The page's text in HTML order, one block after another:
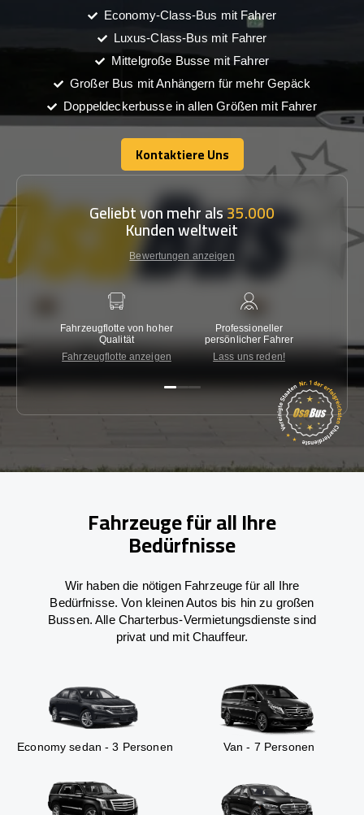
Economy-Class-Bus mit Fahrer
Luxus-Class-Bus mit Fahrer
Mittelgroße Busse mit Fahrer
Großer Bus mit Anhängern für mehr Gepäck
Doppeldeckerbusse in allen Größen mit Fahrer
Kontaktiere Uns
Kontaktiere Uns
Geliebt von mehr als35.000
Kunden weltweit
Bewertungen anzeigen
Fahrzeugflotte von hoher
Qualität
Fahrzeugflotte anzeigen
Professioneller
persönlicher Fahrer
Lass uns reden!
Fahrzeuge für all Ihre
Bedürfnisse
Wir haben die nötigen Fahrzeuge für all Ihre
Bedürfnisse. Von kleinen Autos bis hin zu großen
Bussen. Alle Charterbus-Vermietungsdienste sind
privat und mit Chauffeur.
Economy sedan - 3 Personen Van - 7 Personen